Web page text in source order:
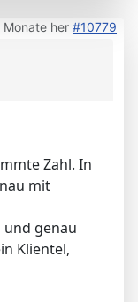
her #10779
Zahl. In
mit
genau
Klientel,